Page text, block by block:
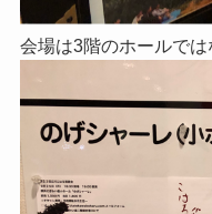
会場は3階のホールでは